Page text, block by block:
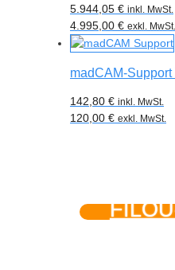
5.944,05 € inkl. MwSt.
4.995,00 € exkl. MwSt.
madCAM-
142,80 € inkl. MwSt.
120,00 € exkl. MwSt.